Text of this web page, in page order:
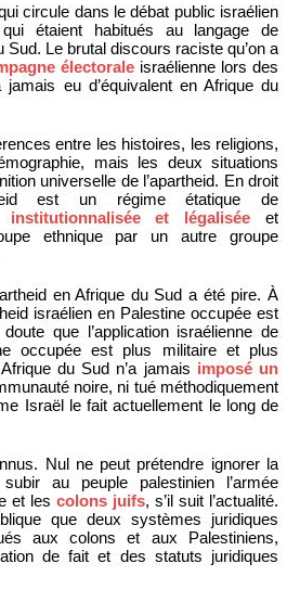
circule dans le débat public israélien
étaient habitués au langage de
Sud. Le brutal discours raciste qu’on a
électorale israélienne lors des
jamais eu d’équivalent en Afrique du
entre les histoires, les religions,
mais les deux situations
universelle de l’apartheid. En droit
est un régime étatique de
institutionnalisée et légalisée et
ethnique par un autre groupe
en Afrique du Sud a été pire. À
israélien en Palestine occupée est
que l’application israélienne de
occupée est plus militaire et plus
du Sud n’a jamais imposé un
noire, ni tué méthodiquement
Israël le fait actuellement le long de
Nul ne peut prétendre ignorer la
au peuple palestinien l’armée
et les colons juifs, s’il suit l’actualité.
que deux systèmes juridiques
aux colons et aux Palestiniens,
de fait et des statuts juridiques